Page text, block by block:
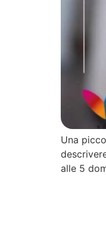
Una
alle 5